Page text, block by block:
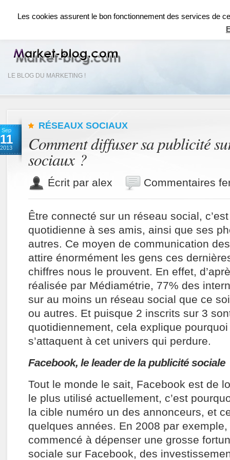
LE BLOG DU MARKETING !
ACCUEIL RÉSEAUX SOCIAUX RÉFÉRENCEMENT SEO
Sep
11
2013
RÉSEAUX SOCIAUX
Comment diffuser sa publicité
sociaux ?
Écrit par alex Commentaires
Être connecté sur un réseau social,
quotidienne à ses amis, ainsi que ses
autres. Ce moyen de communication
attire énormément les gens ces
chiffres nous le prouvent. En effet,
réalisée par Médiamétrie, 77% des
sur au moins un réseau social que ce
ou autres. Et puisque 2 inscrits sur 3
quotidiennement, cela explique
s’attaquent à cet univers qui perdure.
Facebook, le leader de la publicité sociale
Tout le monde le sait, Facebook est de
le plus utilisé actuellement, c’est
la cible numéro un des annonceurs, et
quelques années. En 2008 par
commencé à dépenser une grosse
sociale sur Facebook, des
Les cookies assurent le bon fonctionnement des services de